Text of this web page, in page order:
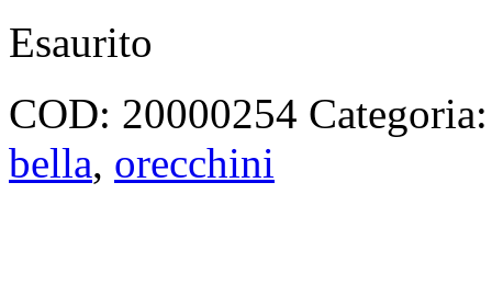
Esaurito
COD: 20000254
bella, orecchini